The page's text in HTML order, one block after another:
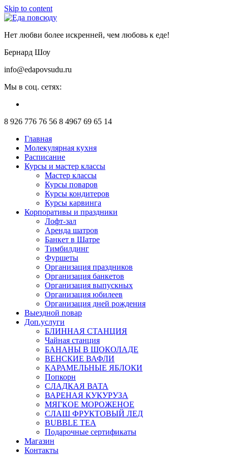
Skip to content
Нет любви более искренней, чем любовь к еде!
Бернард Шоу
info@edapovsudu.ru
Мы в соц. сетях:
8 926 776 76 56 8 4967 69 65 14
Главная
Молекулярная кухня
Расписание
Курсы и мастер классы
Мастер классы
Курсы поваров
Курсы кондитеров
Курсы карвинга
Корпоративы и праздники
Лофт-зал
Аренда шатров
Банкет в Шатре
Тимбилдинг
Фуршеты
Организация праздников
Организация банкетов
Организация выпускных
Организация юбилеев
Организация дней рождения
Выездной повар
Доп.услуги
БЛИННАЯ СТАНЦИЯ
Чайная станция
БАНАНЫ В ШОКОЛАДЕ
ВЕНСКИЕ ВАФЛИ
КАРАМЕЛЬНЫЕ ЯБЛОКИ
Попкорн
СЛАДКАЯ ВАТА
ВАРЕНАЯ КУКУРУЗА
МЯГКОЕ МОРОЖЕНОЕ
СЛАШ ФРУКТОВЫЙ ЛЕД
BUBBLE TEA
Подарочные сертификаты
Магазин
Контакты